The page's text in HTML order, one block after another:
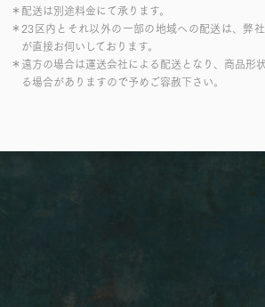
＊配送は別途料金にて承ります。
＊23区内とそれ以外の一部の地域への配送は、弊
が直接お伺いしております。
＊遠方の場合は運送会社による配送となり、商品形
る場合がありますので予めご容赦下さい。